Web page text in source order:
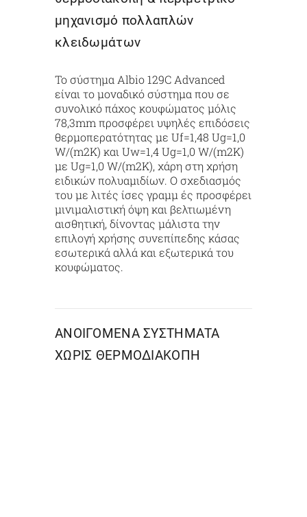
μηχανισμό πολλαπλών
κλειδωμάτων
Το σύστημα Albio 129C Advanced
είναι το μοναδικό σύστημα που σε
συνολικό πάχος κουφώματος μόλις
78,3mm προσφέρει υψηλές επιδόσεις
θερµοπερατότητας µε Uf=1,48 Ug=1,0
W/(m2K) και Uw=1,4 Ug=1,0 W/(m2K)
µε Ug=1,0 W/(m2K), χάρη στη χρήση
ειδικών πολυαµιδίων. Ο σχεδιασμός
του µε λιτές ίσες γραµµ ές προσφέρει
μινιμαλιστική όψη και βελτιωμένη
αισθητική, δίνοντας μάλιστα την
επιλογή χρήσης συνεπίπεδης κάσας
εσωτερικά αλλά και εξωτερικά του
κουφώματος.
ΑΝΟΙΓΟΜΕΝΑ ΣΥΣΤΗΜΑΤΑ
ΧΩΡΙΣ ΘΕΡΜΟΔΙΑΚΟΠΗ